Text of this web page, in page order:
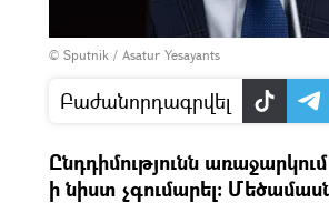
© Sputnik / Asatur Yesayants
Բաժանորդագրվել
Ընդդիմությունն
ի նիստ չգումարել։